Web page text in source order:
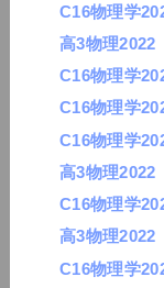
C16物理学
高3物理
C16物理学
C16物理学
C16物理学
高3物理
C16物理学
高3物理
C16物理学